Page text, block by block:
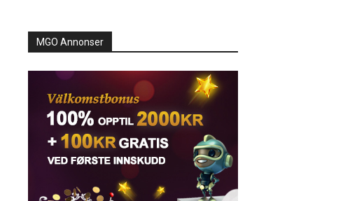
MGO Annonser